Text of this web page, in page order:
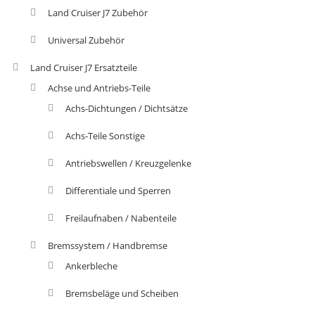
Land Cruiser J7 Zubehör
Universal Zubehör
Land Cruiser J7 Ersatzteile
Achse und Antriebs-Teile
Achs-Dichtungen / Dichtsätze
Achs-Teile Sonstige
Antriebswellen / Kreuzgelenke
Differentiale und Sperren
Freilaufnaben / Nabenteile
Bremssystem / Handbremse
Ankerbleche
Bremsbeläge und Scheiben